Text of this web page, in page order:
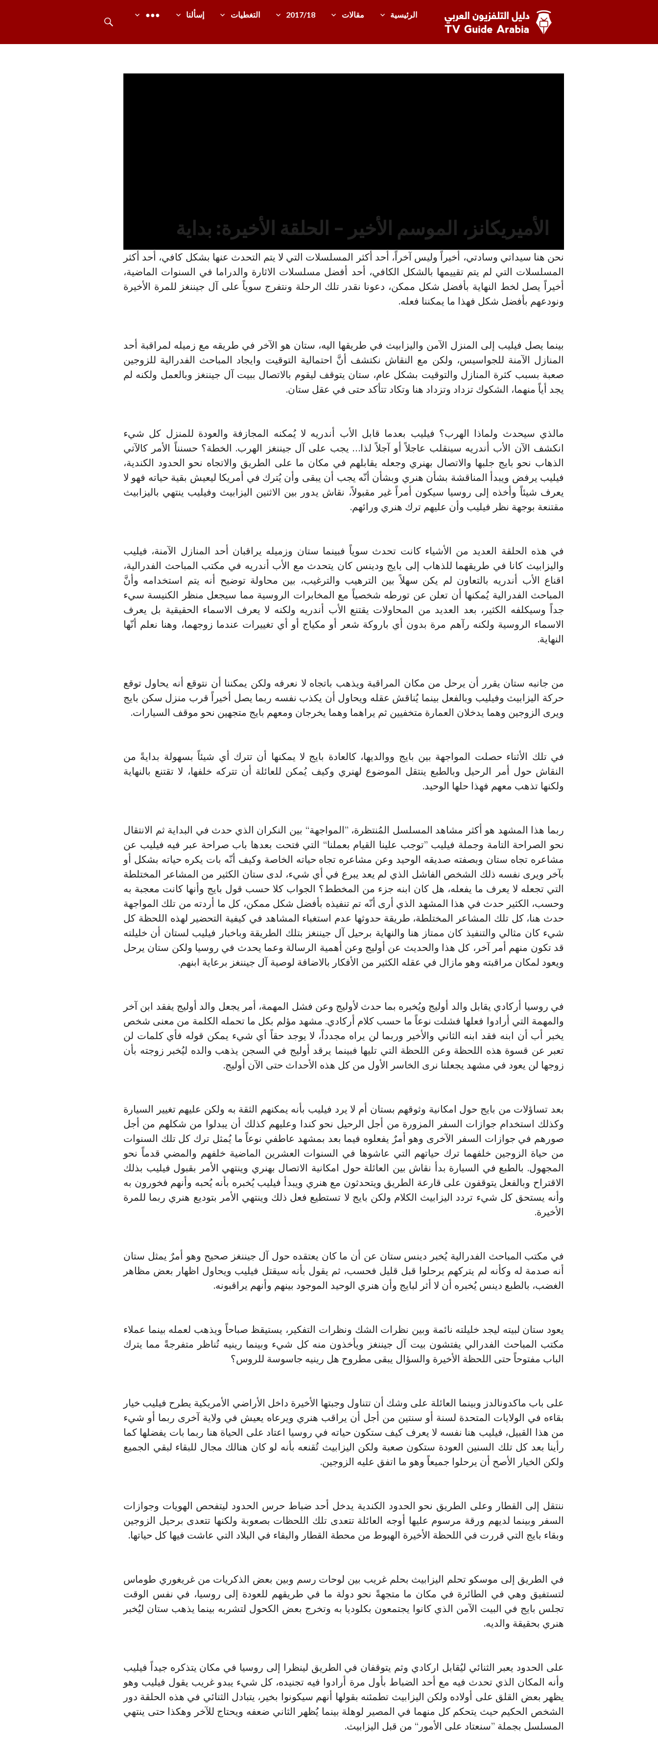
دليل التلفزيون العربي
الرئيسية مقالات 2017/18 التغطيات إسألنا ●●●
الأميريكانز، الموسم الأخير – الحلقة الأخيرة: بداية
نحن هنا سيداتي وسادتي، أخيراً وليس آخراً، أحد أكثر المسلسلات التي لا يتم التحدث عنها بشكل كافي، أحد أكثر
المسلسلات التي لم يتم تقييمها بالشكل الكافي، أحد أفضل مسلسلات الاثارة والدراما في السنوات الماضية،
أخيراً يصل لخط النهاية بأفضل شكل ممكن، دعونا نقدر تلك الرحلة ونتفرج سوياً على آل جيننغز للمرة الأخيرة
ونودعهم بأفضل شكل فهذا ما يمكننا فعله.
بينما يصل فيليب إلى المنزل الآمن واليزابيث في طريقها اليه، ستان هو الآخر في طريقه مع زميله لمراقبة أحد
المنازل الآمنة للجواسيس، ولكن مع النقاش نكتشف أنَّ احتمالية التوقيت وايجاد المباحث الفدرالية للزوجين
صعبة بسبب كثرة المنازل والتوقيت بشكل عام، ستان يتوقف ليقوم بالاتصال ببيت آل جيننغز وبالعمل ولكنه لم
يجد أياً منهما، الشكوك تزداد وتزداد هنا وتكاد تتأكد حتى في عقل ستان.
مالذي سيحدث ولماذا الهرب؟ فيليب بعدما قابل الأب أندريه لا يُمكنه المجازفة والعودة للمنزل كل شيء
انكشف الآن الأب أندريه سينقلب عاجلاً أو آجلاً لذا… يجب على آل جيننغز الهرب. الخطة؟ حسنناً الأمر كالآتي
الذهاب نحو بايج جلبها والاتصال بهنري وجعله يقابلهم في مكان ما على الطريق والاتجاه نحو الحدود الكندية،
فيليب يرفض ويبدأ المناقشة بشأن هنري وبشأن أنّه يجب أن يبقى وأن يُترك في أمريكا ليعيش بقية حياته فهو لا
يعرف شيئاً وأخذه إلى روسيا سيكون أمراً غير مقبولاً، نقاش يدور بين الاثنين اليزابيث وفيليب ينتهي باليزابيث
مقتنعة بوجهة نظر فيليب وأن عليهم ترك هنري ورائهم.
في هذه الحلقة العديد من الأشياء كانت تحدث سوياً فبينما ستان وزميله يراقبان أحد المنازل الآمنة، فيليب
واليزابيث كانا في طريقهما للذهاب إلى بايج ودينس كان يتحدث مع الأب أندريه في مكتب المباحث الفدرالية،
اقناع الأب أندريه بالتعاون لم يكن سهلاً بين الترهيب والترغيب، بين محاولة توضيح أنه يتم استخدامه وأنَّ
المباحث الفدرالية يُمكنها أن تعلن عن تورطه شخصياً مع المخابرات الروسية مما سيجعل منظر الكنيسة سيء
جداً وسيكلفه الكثير، بعد العديد من المحاولات يقتنع الأب أندريه ولكنه لا يعرف الاسماء الحقيقية بل يعرف
الاسماء الروسية ولكنه رآهم مرة بدون أي باروكة شعر أو مكياج أو أي تغييرات عندما زوجهما، وهنا نعلم أنّها
النهاية.
من جانبه ستان يقرر أن يرحل من مكان المراقبة ويذهب باتجاه لا نعرفه ولكن يمكننا أن نتوقع أنه يحاول توقع
حركة اليزابيث وفيليب وبالفعل بينما يُناقش عقله ويحاول أن يكذب نفسه ربما يصل أخيراً قرب منزل سكن بايج
ويرى الزوجين وهما يدخلان العمارة متخفيين ثم يراهما وهما يخرجان ومعهم بايج متجهين نحو موقف السيارات.
في تلك الأثناء حصلت المواجهة بين بايج ووالديها، كالعادة بايج لا يمكنها أن تترك أي شيئاً بسهولة بدايةً من
النقاش حول أمر الرحيل وبالطبع ينتقل الموضوع لهنري وكيف يُمكن للعائلة أن تتركه خلفها، لا تقتنع بالنهاية
ولكنها تذهب معهم فهذا حلها الوحيد.
ربما هذا المشهد هو أكثر مشاهد المسلسل المُنتظرة، ”المواجهة“ بين النكران الذي حدث في البداية ثم الانتقال
نحو الصراحة التامة وجملة فيليب ”توجب علينا القيام بعملنا“ التي فتحت بعدها باب صراحة عبر فيه فيليب عن
مشاعره تجاه ستان وبصفته صديقه الوحيد وعن مشاعره تجاه حياته الخاصة وكيف أنّه بات يكره حياته بشكل أو
بآخر ويرى نفسه ذلك الشخص الفاشل الذي لم يعد يبرع في أي شيء، لدى ستان الكثير من المشاعر المختلطة
التي تجعله لا يعرف ما يفعله، هل كان ابنه جزء من المخطط؟ الجواب كلا حسب قول بايج وأنها كانت معجبة به
وحسب، الكثير حدث في هذا المشهد الذي أرى أنّه تم تنفيذه بأفضل شكل ممكن، كل ما أردته من تلك المواجهة
حدث هنا، كل تلك المشاعر المختلطة، طريقة حدوثها عدم استغباء المشاهد في كيفية التحضير لهذه اللحظة كل
شيء كان مثالي والتنفيذ كان ممتاز هنا والنهاية برحيل آل جيننغز بتلك الطريقة وباخبار فيليب لستان أن خليلته
قد تكون منهم أمر آخر، كل هذا والحديث عن أوليج وعن أهمية الرسالة وعما يحدث في روسيا ولكن ستان يرحل
ويعود لمكان مراقبته وهو مازال في عقله الكثير من الأفكار بالاضافة لوصية آل جيننغز برعاية ابنهم.
في روسيا أركادي يقابل والد أوليج ويُخبره بما حدث لأوليج وعن فشل المهمة، أمر يجعل والد أوليج يفقد ابن آخر
والمهمة التي أرادوا فعلها فشلت نوعاً ما حسب كلام أركادي. مشهد مؤلم بكل ما تحمله الكلمة من معنى شخص
يخبر أب أن ابنه فقد ابنه الثاني والأخير وربما لن يراه مجدداً، لا يوجد حقاً أي شيء يمكن قوله فأي كلمات لن
تعبر عن قسوة هذه اللحظة وعن اللحظة التي تليها فبينما يرقد أوليج في السجن يذهب والده ليُخبر زوجته بأن
زوجها لن يعود في مشهد يجعلنا نرى الخاسر الأول من كل هذه الأحداث حتى الآن أوليج.
بعد تساؤلات من بايج حول امكانية وثوقهم بستان أم لا يرد فيليب بأنه يمكنهم الثقة به ولكن عليهم تغيير السيارة
وكذلك استخدام جوازات السفر المزورة من أجل الرحيل نحو كندا وعليهم كذلك أن يبدلوا من شكلهم من أجل
صورهم في جوازات السفر الآخرى وهو أمرٌ يفعلوه فيما بعد بمشهد عاطفي نوعاً ما يُمثل ترك كل تلك السنوات
من حياة الزوجين خلفهما ترك حياتهم التي عاشوها في السنوات العشرين الماضية خلفهم والمضي قدماً نحو
المجهول. بالطبع في السيارة بدأ نقاش بين العائلة حول امكانية الاتصال بهنري وينتهي الأمر بقبول فيليب بذلك
الاقتراح وبالفعل يتوقفون على قارعة الطريق ويتحدثون مع هنري ويبدأ فيليب يُخبره بأنه يُحبه وأنهم فخورون به
وأنه يستحق كل شيء تردد اليزابيث الكلام ولكن بايج لا تستطيع فعل ذلك وينتهي الأمر بتوديع هنري ربما للمرة
الأخيرة.
في مكتب المباحث الفدرالية يُخبر دينس ستان عن أن ما كان يعتقده حول آل جيننغز صحيح وهو أمرٌ يمثل ستان
أنه صدمة له وكأنه لم يتركهم يرحلوا قبل قليل فحسب، ثم يقول بأنه سيقتل فيليب ويحاول اظهار بعض مظاهر
الغضب، بالطبع دينس يُخبره أن لا أثر لبايج وأن هنري الوحيد الموجود بينهم وأنهم يراقبونه.
يعود ستان لبيته ليجد خليلته نائمة وبين نظرات الشك ونظرات التفكير، يستيقظ صباحاً ويذهب لعمله بينما عملاء
مكتب المباحث الفدرالي يفتشون بيت آل جيننغز ويأخذون منه كل شيء وبينما رينيه تُناظر متفرجةً مما يترك
الباب مفتوحاً حتى اللحظة الأخيرة والسؤال يبقى مطروح هل رينيه جاسوسة للروس؟
على باب ماكدونالدز وبينما العائلة على وشك أن تتناول وجبتها الأخيرة داخل الأراضي الأمريكية يطرح فيليب خيار
بقاءه في الولايات المتحدة لسنة أو سنتين من أجل أن يراقب هنري ويرعاه يعيش في ولاية آخرى ربما أو شيء
من هذا القبيل، فيليب هنا نفسه لا يعرف كيف ستكون حياته في روسيا اعتاد على الحياة هنا ربما بات يفضلها كما
رأينا بعد كل تلك السنين العودة ستكون صعبة ولكن اليزابيث تُقنعه بأنه لو كان هنالك مجال للبقاء لبقي الجميع
ولكن الخيار الأصح أن يرحلوا جميعاً وهو ما اتفق عليه الزوجين.
ننتقل إلى القطار وعلى الطريق نحو الحدود الكندية يدخل أحد ضباط حرس الحدود ليتفحص الهويات وجوازات
السفر وبينما لديهم ورقة مرسوم عليها أوجه العائلة تتعدى تلك اللحظات بصعوبة ولكنها تتعدى برحيل الزوجين
وبقاء بايج التي قررت في اللحظة الأخيرة الهبوط من محطة القطار والبقاء في البلاد التي عاشت فيها كل حياتها.
في الطريق إلى موسكو تحلم اليزابيث بحلم غريب بين لوحات رسم وبين بعض الذكريات من غريغوري طوماس
لتستفيق وهي في الطائرة في مكان ما متجهةً نحو دولة ما في طريقهم للعودة إلى روسيا، في نفس الوقت
تجلس بايج في البيت الآمن الذي كانوا يجتمعون بكلوديا به وتخرج بعض الكحول لتشربه بينما يذهب ستان ليُخبر
هنري بحقيقة والديه.
على الحدود يعبر الثنائي ليُقابل اركادي وثم يتوقفان في الطريق لينظرا إلى روسيا في مكان يتذكره جيداً فيليب
وأنه المكان الذي تحدث فيه مع أحد الضباط بأول مرة أرادوا فيه تجنيده، كل شيء يبدو غريب يقول فيليب وهو
يظهر بعض القلق على أولاده ولكن اليزابيث تطمئنه بقولها أنهم سيكونوا بخير، يتبادل الثنائي في هذه الحلقة دور
الشخص الحكيم حيث يتحكم كل منهما في المصير لوهلة بينما يُظهر الثاني ضعفه ويحتاج للآخر وهكذا حتى ينتهي
المسلسل بجملة ”سنعتاد على الأمور“ من قبل اليزابيث.